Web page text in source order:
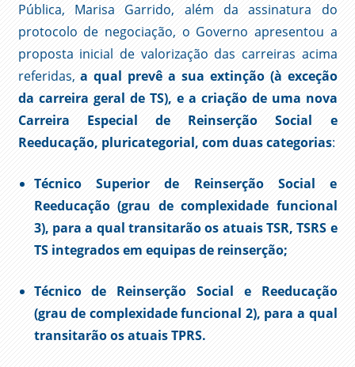
Pública, Marisa Garrido, além da assinatura do
protocolo de negociação, o Governo apresentou a
proposta inicial de valorização das carreiras acima
referidas,a qual prevê a sua extinção (à exceção
da carreira geral de TS), e a criação de uma nova
Carreira Especial de Reinserção Social e
Reeducação, pluricategorial, com duas categorias:
Técnico Superior de Reinserção Social e
Reeducação (grau de complexidade funcional
3), para a qual transitarão os atuais TSR, TSRS e
TS integrados em equipas de reinserção;
Técnico de Reinserção Social e Reeducação
(grau de complexidade funcional 2), para a qual
transitarão os atuais TPRS.